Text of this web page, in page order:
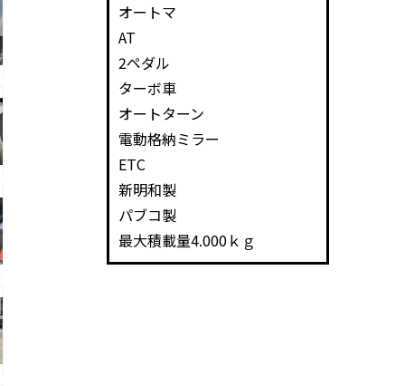
オートマ
AT
2ペダル
ターボ車
オートターン
電動格納ミラー
ETC
新明和製
パブコ製
最大積載量4.000ｋｇ